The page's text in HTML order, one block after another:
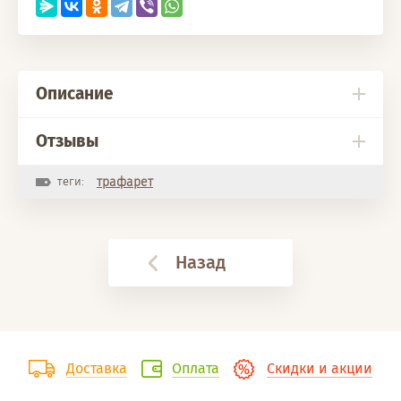
Описание
Отзывы
теги: трафарет
Назад
Доставка Оплата Скидки и акции